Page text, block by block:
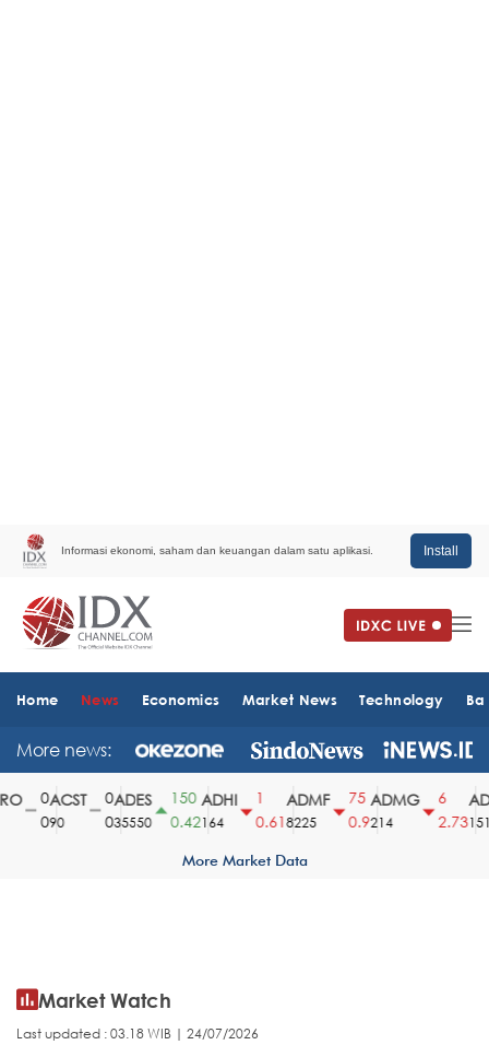
Informasi ekonomi, saham dan keuangan dalam satu aplikasi. Install
Home News Economics Market News Technology
More news:
ACST
90
ADES
35550
150
0.42
ADHI
164
0.61
ADMF
8225
75
0.9
ADMG
214
2.731510
More Market Data
Market Watch
Last updated : 03.18 WIB | 24/07/2026